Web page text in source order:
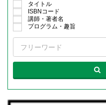
タイトル
ISBNコード
講師・著者名
プログラム・趣旨